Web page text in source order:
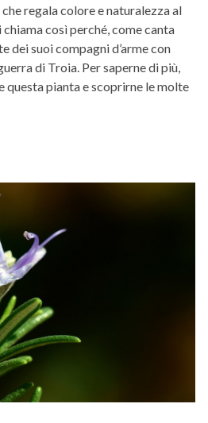
regala colore e naturalezza al
così perché, come canta
dei suoi compagni d’arme con
di Troia. Per saperne di più,
questa pianta e scoprirne le molte